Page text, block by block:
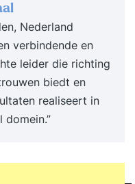
en geïnterviewd.
worden
van feedback
is speciaal
VO-scholen.
of
dat uw eigen
Nederland
verbindende en
leider die richting
biedt en
realiseert in
domein.”